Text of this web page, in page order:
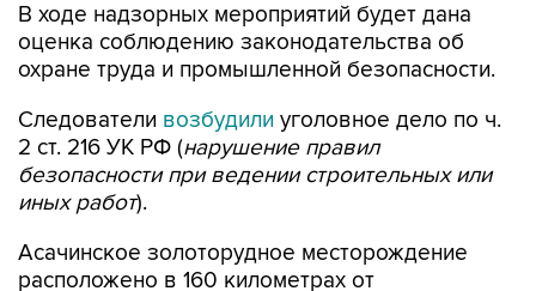
В ходе надзорных мероприятий будет дана
оценка соблюдению законодательства об
охране труда и промышленной безопасности.
Следователи возбудили уголовное дело по ч.
2 ст. 216 УК РФ (нарушение правил
безопасности при ведении строительных или
иных работ).
Асачинское золоторудное месторождение
расположено в 160 километрах от